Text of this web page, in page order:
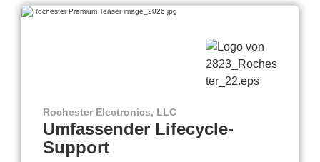
Rochester Electronics, LLC
Umfassender Lifecycle-
Support